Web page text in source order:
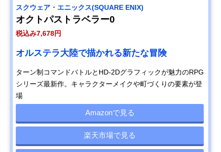
スクウェア・エニックス(SQUARE ENIX)
オクトパストラベラー0
税込み7,678円
オルステラ大陸で描かれる新たな冒険
ターン制コマンドバトルとHD-2Dグラフィックが魅力のRPG
シリーズ最新作。キャラクターメイクや町づくりの要素が登
場
Amazonで見る
楽天市場で見る